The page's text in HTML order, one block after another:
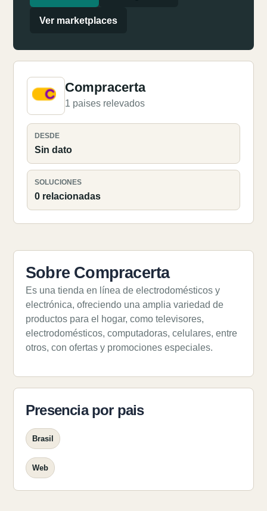
Ver marketplaces
Compracerta
1 paises relevados
DESDE
Sin dato
SOLUCIONES
0 relacionadas
Sobre Compracerta
Es una tienda en línea de electrodomésticos y
electrónica, ofreciendo una amplia variedad de
productos para el hogar, como televisores,
electrodomésticos, computadoras, celulares, entre
otros, con ofertas y promociones especiales.
Presencia por pais
Brasil
Web